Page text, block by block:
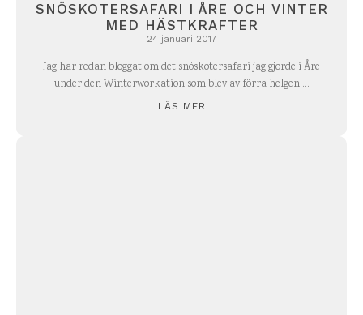
SNÖSKOTERSAFARI I ÅRE OCH VINTER
MED HÄSTKRAFTER
24 januari 2017
Jag har redan bloggat om det snöskotersafari jag gjorde i Åre
under den Winterworkation som blev av förra helgen....
LÄS MER